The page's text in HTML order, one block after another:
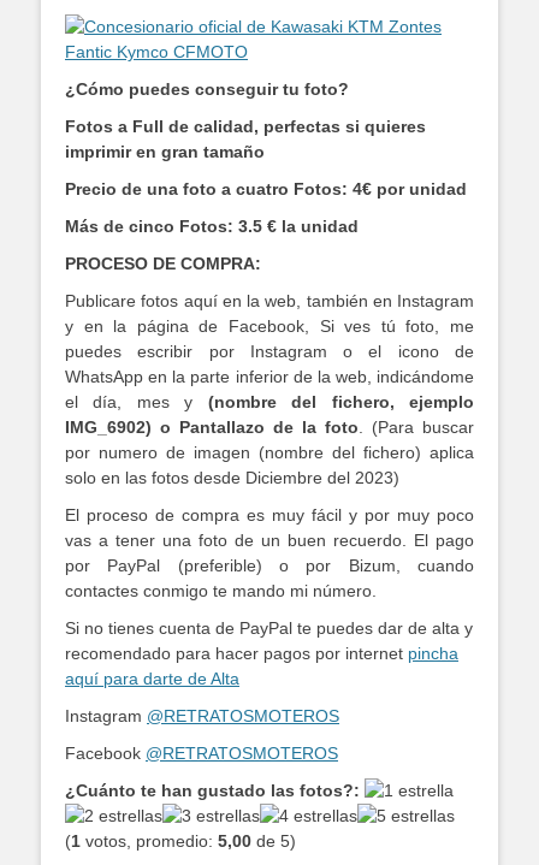
¿Cómo puedes conseguir tu foto?
Fotos a Full de calidad, perfectas si quieres
imprimir en gran tamaño
Precio de una foto a cuatro Fotos: 4€ por unidad
Más de cinco Fotos: 3.5 € la unidad
PROCESO DE COMPRA:
Publicare fotos aquí en la web, también en Instagram
y en la página de Facebook, Si ves tú foto, me
puedes escribir por Instagram o el icono de
WhatsApp en la parte inferior de la web, indicándome
el día, mes y (nombre del fichero, ejemplo
IMG_6902) o Pantallazo de la foto . (Para buscar
por numero de imagen (nombre del fichero) aplica
solo en las fotos desde Diciembre del 2023)
El proceso de compra es muy fácil y por muy poco
vas a tener una foto de un buen recuerdo. El pago
por PayPal (preferible) o por Bizum, cuando
contactes conmigo te mando mi número.
Si no tienes cuenta de PayPal te puedes dar de alta y
recomendado para hacer pagos por internet pincha
aquí para darte de Alta
Instagram @RETRATOSMOTEROS
Facebook @RETRATOSMOTEROS
¿Cuánto te han gustado las fotos?:
(1 votos, promedio: 5,00 de 5)